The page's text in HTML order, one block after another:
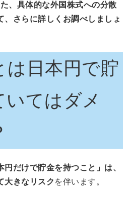
、具体的な外国株式への分散
、さらに詳しくお調べしましょ
は日本円で貯
てはダメ
円だけで貯金を持つこと」は、
大きなリスク を伴います。